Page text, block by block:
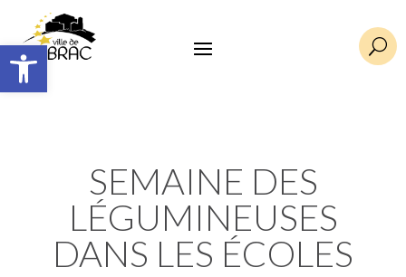
Ouvrir la barre d’outils U
SEMAINE DES
LÉGUMINEUSES
DANS LES ÉCOLES